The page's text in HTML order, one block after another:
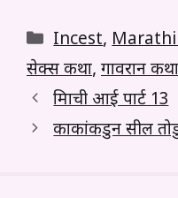
Categories
Incest,
सेक्स कथा, गावरान कथा
मित्राची आई पार्ट 13
काकांकडुन सील